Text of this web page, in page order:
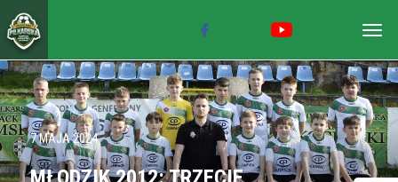
7 MAJA 2024